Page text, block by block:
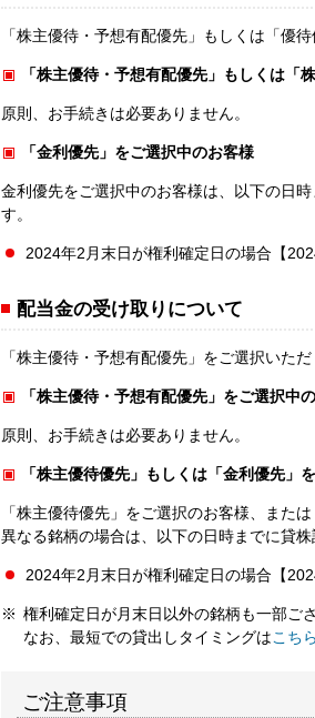
「株主優待・予想有配優先」もしくは「優
「株主優待・予想有配優先」もしくは「
原則、お手続きは必要ありません。
「金利優先」をご選択中のお客様
金利優先をご選択中のお客様は、以下の日
す。
2024年2月末日が権利確定日の場合【
配当金の受け取りについて
「株主優待・予想有配優先」をご選択いた
「株主優待・予想有配優先」をご選択中
原則、お手続きは必要ありません。
「株主優待優先」もしくは「金利優先」
「株主優待優先」をご選択のお客様、また
異なる銘柄の場合は、以下の日時までに貸
2024年2月末日が権利確定日の場合【
権利確定日が月末日以外の銘柄も一部ご
なお、最短での貸出しタイミングはこち
ご注意事項